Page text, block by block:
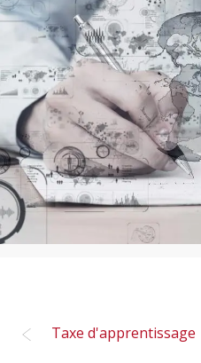
Taxe d'apprentissage